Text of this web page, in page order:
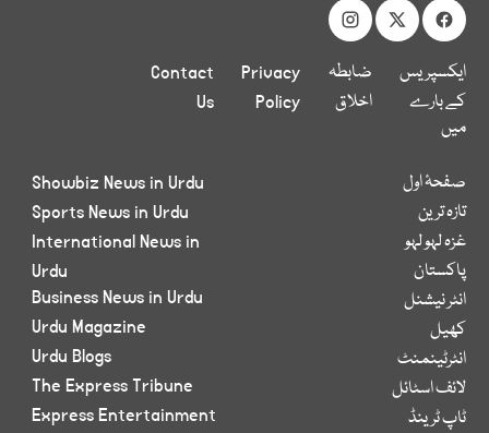
ایکسپریس
کے بارے
میں
ضابطہ
اخلاق
Privacy
Policy
Contact
Us
صفحۂ اول
تازہ ترین
غزہ لہو لہو
پاکستان
انٹر نیشنل
کھیل
انٹرٹینمنٹ
لائف اسٹائل
ٹاپ ٹرینڈ
Showbiz News in Urdu
Sports News in Urdu
International News in
Urdu
Business News in Urdu
Urdu Magazine
Urdu Blogs
The Express Tribune
Express Entertainment